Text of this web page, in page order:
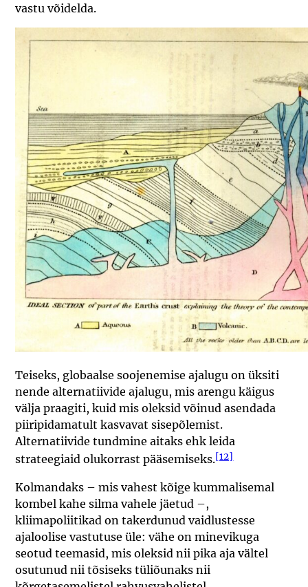
vastu võidelda.
Teiseks, globaalse soojenemise ajalugu on üksiti
nende alternatiivide ajalugu, mis arengu käigus
välja praagiti, kuid mis oleksid võinud asendada
piiripidamatult kasvavat sisepõlemist.
Alternatiivide tundmine aitaks ehk leida
strateegiaid olukorrast pääsemiseks.[12]
Kolmandaks – mis vahest kõige kummalisemal
kombel kahe silma vahele jäetud –,
kliimapoliitikad on takerdunud vaidlustesse
ajaloolise vastutuse üle: vähe on minevikuga
seotud teemasid, mis oleksid nii pika aja vältel
osutunud nii tõsiseks tüliõunaks nii